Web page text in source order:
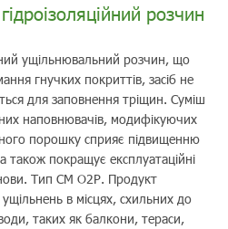
розчин
ущільнювальний розчин, що
гнучких покриттів, засіб не
для заповнення тріщин. Суміш
наповнювачів, модифікуючих
порошку сприяє підвищенню
також покращує експлуатаційні
Тип CM O2P. Продукт
в місцях, схильних до
таких як балкони, тераси,